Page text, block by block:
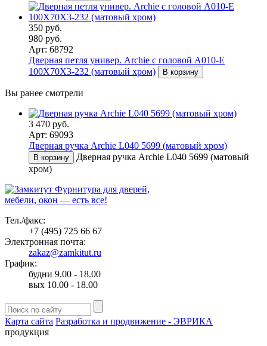
350 руб.
980 руб.
Арт: 68792
Дверная петля универ. Archie с головой A010-E
100X70X3-232 (матовый хром)
В корзину
Вы ранее смотрели
3 470 руб.
Арт: 69093
Дверная ручка Archie L040 5699 (матовый хром)
В корзину
Дверная ручка Archie L040 5699 (матовый
хром)
Фурнитура для дверей,
мебели, окон — есть все!
Тел./факс:
+7 (495) 725 66 67
Электронная почта:
zakaz@zamkitut.ru
График:
будни 9.00 - 18.00
вых 10.00 - 18.00
Карта сайта Разработка и продвижение - ЭВРИКА
продукция